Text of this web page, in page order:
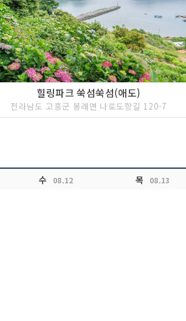
힐링파크 쑥섬쑥섬(애도)
전라남도 고흥군 봉래면 나로도항길 120-7
수 08.12 목 08.13